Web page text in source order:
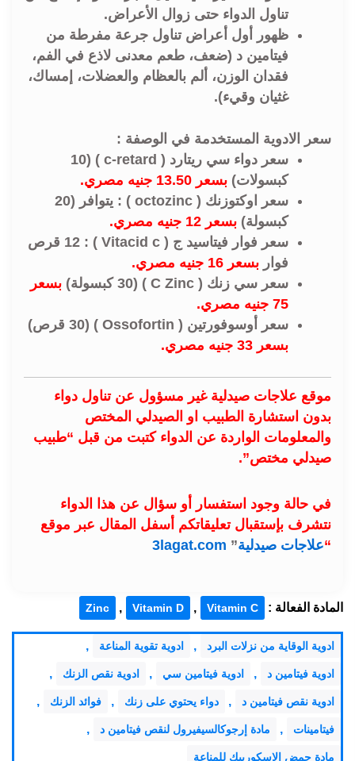
تناول الدواء حتى زوال الأعراض.
ظهور أول أعراض تناول جرعة مفرطة من
فيتامين د (ضعف، طعم معدنی لاذع في الفم،
فقدان الوزن، ألم بالعظام والعضلات، إمساك،
غثيان وقيء).
سعر الادوية المستخدمة في الوصفة :
سعر دواء سي ريتارد ( c-retard ) (10
كبسولات) بسعر 13.50 جنيه مصري.
سعر اوكتوزنك ( octozinc ) : يتوافر (20
كبسولة) بسعر 12 جنيه مصري.
سعر فوار فيتاسيد ج ( Vitacid c ) : 12 قرص
فوار بسعر 16 جنيه مصري.
سعر سي زنك ( C Zinc ) (30 كبسولة)
بسعر
75 جنيه مصري.
سعر أوسوفورتين ( Ossofortin ) (30 قرص)
بسعر 33 جنيه مصري.
موقع علاجات صيدلية غير مسؤول عن تناول دواء
بدون استشارة الطبيب او الصيدلي المختص
والمعلومات الواردة عن الدواء كتبت من قبل “طبيب
صيدلي مختص”.
في حالة وجود استفسار أو سؤال عن هذا الدواء
نتشرف بإستقبال تعليقاتكم أسفل المقال عبر موقع
“علاجات صيدلية”
3lagat.com
المادة الفعالة : Vitamin C
,
Vitamin D
,
Zinc
ادوية الوقاية من نزلات البرد , ادوية تقوية المناعة ,
ادوية فيتامين د , ادوية فيتامين سي , ادوية نقص الزنك ,
ادوية نقص فيتامين د , دواء يحتوي على زنك , فوائد الزنك ,
فيتامينات , مادة إرجوكالسيفيرول لنقص فيتامين د ,
مادة حمض الاسكوربيك للمناعة